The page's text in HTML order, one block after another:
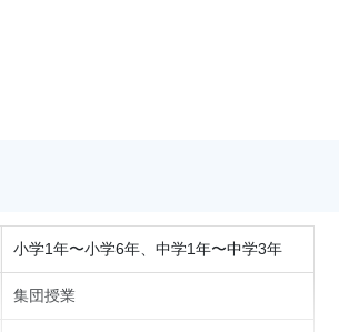
小学1年〜小学6年、中学1年〜中学3年
集団授業